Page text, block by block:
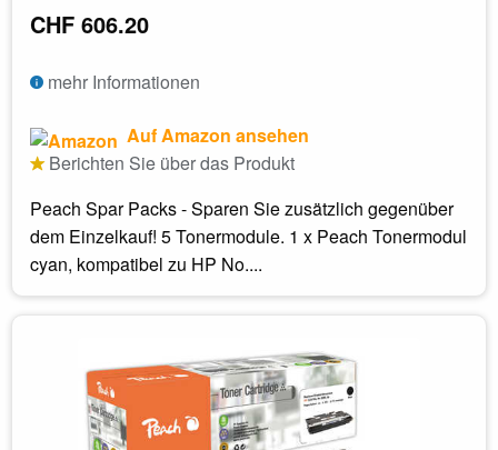
CHF 606.20
mehr Informationen
Auf Amazon ansehen
Berichten Sie über das Produkt
Peach Spar Packs - Sparen Sie zusätzlich gegenüber
dem Einzelkauf! 5 Tonermodule. 1 x Peach Tonermodul
cyan, kompatibel zu HP No....